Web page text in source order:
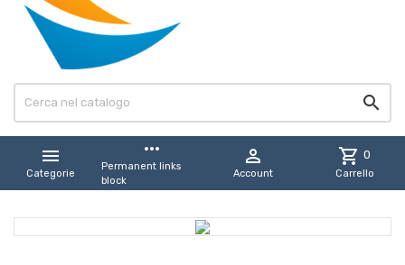


Categorie
more_horiz
Permanent links
block

Account
shopping_cart 0
Carrello